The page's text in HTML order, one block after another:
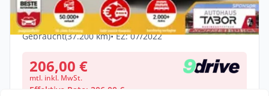
CCS Temp CarPlay
Elektro •Automatik •108 PS (80 kW)
Gebraucht(37.200 km)• EZ: 07/2022
206,00 €
mtl. inkl. MwSt.
Effektive Rate: 206,00 €